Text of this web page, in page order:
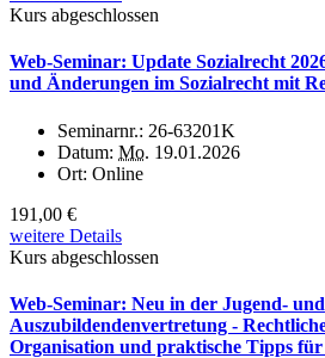
Kurs abgeschlossen
Web-Seminar: Update Sozialrecht
und Änderungen im Sozialrecht mit
Seminarnr.: 26-63201K
Datum: Mo. 19.01.2026
Ort: Online
191,00 €
weitere Details
Kurs abgeschlossen
Web-Seminar: Neu in der Jugend- und
Auszubildendenvertretung -
Organisation und praktische Tipps